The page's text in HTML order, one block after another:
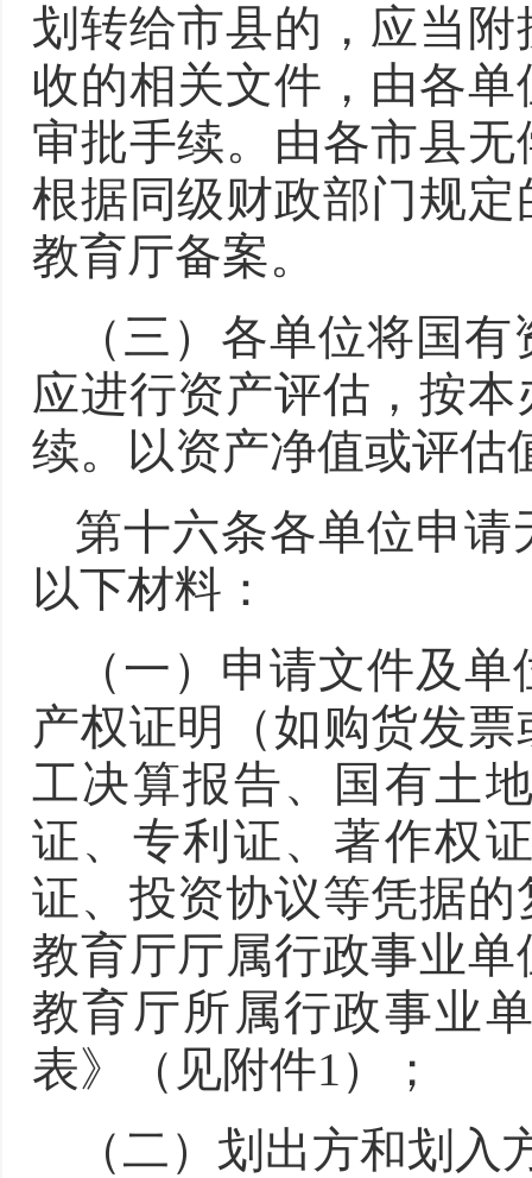
划转给市县的，应当
收的相关文件，由各
审批手续。由各市县
根据同级财政部门规
教育厅备案。
（三）各单位将国
应进行资产评估，按
续。以资产净值或评估
第十六条各单位申
以下材料：
（一）申请文件及
产权证明（如购货发
工决算报告、国有土
证、专利证、著作权
证、投资协议等凭据
教育厅厅属行政事业
教育厅所属行政事业
表》（见附件1）；
（二）划出方和划